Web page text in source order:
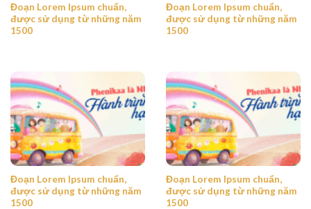
Đoạn Lorem Ipsum chuẩn,
được sử dụng từ những năm
1500
Đoạn Lorem Ipsum chuẩn,
được sử dụng từ những năm
1500
Đoạn Lorem Ipsum chuẩn,
được sử dụng từ những năm
1500
Đoạn Lorem Ipsum chuẩn,
được sử dụng từ những năm
1500